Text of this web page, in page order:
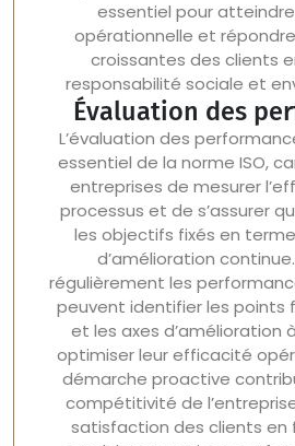
essentiel pour atteindre
opérationnelle et
croissantes des clients
responsabilité sociale et
Évaluation des
L’évaluation des
essentiel de la norme ISO,
entreprises de mesurer
processus et de s’assurer
les objectifs fixés en
d’amélioration
régulièrement les
peuvent identifier les points
et les axes d’amélioration
optimiser leur efficacité
démarche proactive
compétitivité de
satisfaction des clients en